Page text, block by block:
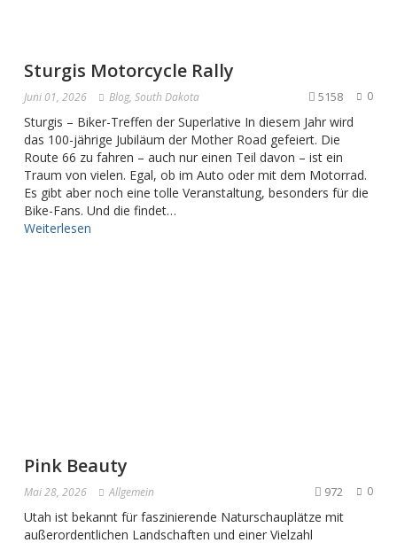
Sturgis Motorcycle Rally
Juni 01, 2026 Blog, South Dakota 0
5158
Sturgis – Biker-Treffen der Superlative In diesem Jahr wird
das 100-jährige Jubiläum der Mother Road gefeiert. Die
Route 66 zu fahren – auch nur einen Teil davon – ist ein
Traum von vielen. Egal, ob im Auto oder mit dem Motorrad.
Es gibt aber noch eine tolle Veranstaltung, besonders für die
Bike-Fans. Und die findet…
Weiterlesen
Pink Beauty
Mai 28, 2026 Allgemein 0
972
Utah ist bekannt für faszinierende Naturschauplätze mit
außerordentlichen Landschaften und einer Vielzahl